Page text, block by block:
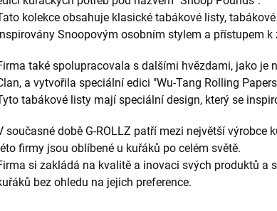
kolekce obsahuje klasické tabákové listy,
Snoopovým osobním stylem a přístupem k
také spolupracovala s dalšími hvězdami, jako je
a vytvořila speciální edici "Wu-Tang Rolling
tabákové listy mají speciální design, který se
současné době G-ROLLZ patří mezi největší výrobce
firmy jsou oblíbené u kuřáků po celém světě.
si zakládá na kvalitě a inovaci svých produktů a
bez ohledu na jejich preference.